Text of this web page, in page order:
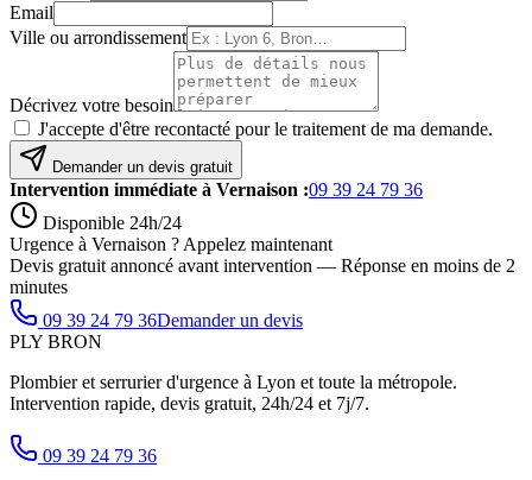
Email
Ville ou arrondissement
Décrivez votre besoin
J'accepte d'être recontacté pour le traitement de ma demande.
Demander un devis gratuit
Intervention immédiate à Vernaison :09 39 24 79 36
Disponible 24h/24
Urgence à Vernaison ? Appelez maintenant
Devis gratuit annoncé avant intervention — Réponse en moins de 2
minutes
09 39 24 79 36Demander un devis
PLY BRON
Plombier et serrurier d'urgence à Lyon et toute la métropole.
Intervention rapide, devis gratuit, 24h/24 et 7j/7.
09 39 24 79 36